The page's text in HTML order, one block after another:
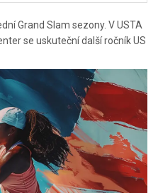
Grand Slam sezony. V USTA
se uskuteční další ročník US